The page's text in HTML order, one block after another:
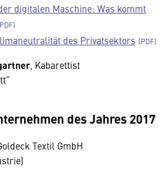
digitalen Maschine: Was kommt
des Privatsektors
, Kabarettist
des Jahres 2017
Textil GmbH